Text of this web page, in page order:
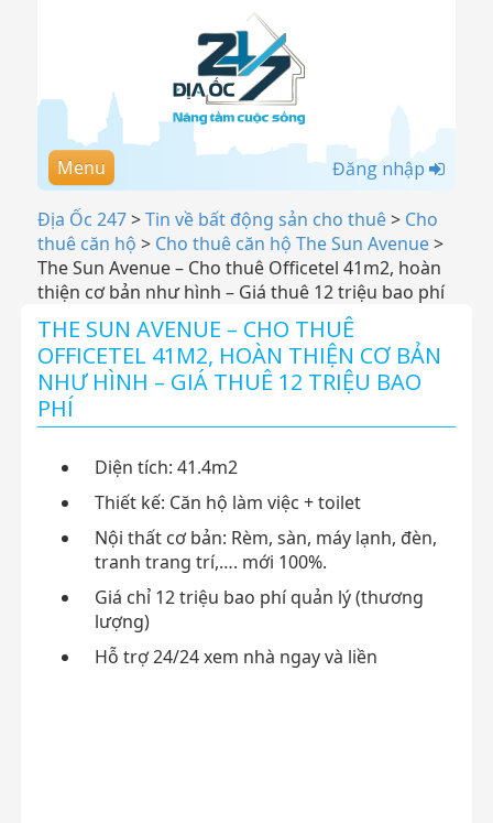
Menu Đăng nhập
Địa Ốc 247>Tin về bất động sản cho thuê> Cho
thuê căn hộ > Cho thuê căn hộ The Sun Avenue>
The Sun Avenue – Cho thuê Officetel 41m2, hoàn
thiện cơ bản như hình – Giá thuê 12 triệu bao phí
THE SUN AVENUE – CHO THUÊ
OFFICETEL 41M2, HOÀN THIỆN CƠ BẢN
NHƯ HÌNH – GIÁ THUÊ 12 TRIỆU BAO
PHÍ
Diện tích: 41.4m2
Thiết kế: Căn hộ làm việc + toilet
Nội thất cơ bản: Rèm, sàn, máy lạnh, đèn,
tranh trang trí,…. mới 100%.
Giá chỉ 12 triệu bao phí quản lý (thương
lượng)
Hỗ trợ 24/24 xem nhà ngay và liền